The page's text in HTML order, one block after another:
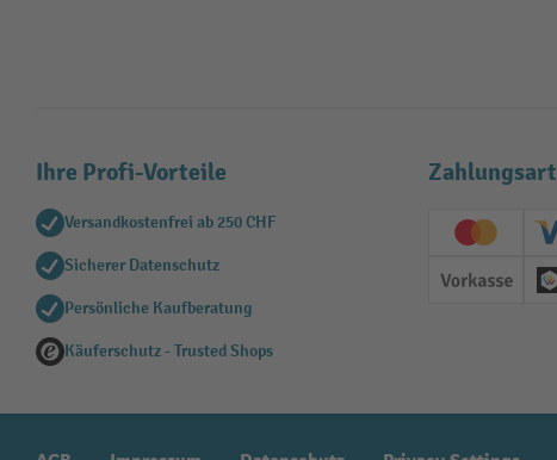
Ihre Profi-Vorteile
Versandkostenfrei ab 250 CHF
Sicherer Datenschutz
Persönliche Kaufberatung
Käuferschutz - Trusted Shops
Vorkasse